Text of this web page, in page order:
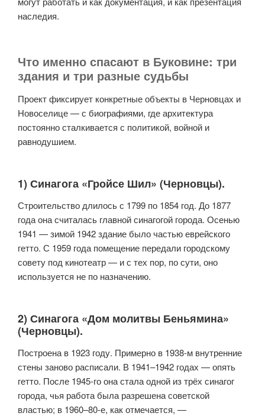
наследия.
Что именно спасают в Буковине: три
здания и три разные судьбы
Проект фиксирует конкретные объекты в Черновцах и
Новоселице — с биографиями, где архитектура
постоянно сталкивается с политикой, войной и
равнодушием.
1) Синагога «Гройсе Шил» (Черновцы).
Строительство длилось с 1799 по 1854 год. До 1877
года она считалась главной синагогой города. Осенью
1941 — зимой 1942 здание было частью еврейского
гетто. С 1959 года помещение передали городскому
совету под кинотеатр — и с тех пор, по сути, оно
используется не по назначению.
2) Синагога «Дом молитвы Беньямина»
(Черновцы).
Построена в 1923 году. Примерно в 1938-м внутренние
стены заново расписали. В 1941–1942 годах — опять
гетто. После 1945-го она стала одной из трёх синагог
города, чья работа была разрешена советской
властью; в 1960–80-е, как отмечается, —